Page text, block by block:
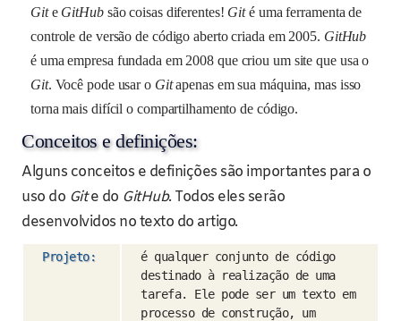
Gite GitHubsão coisas diferentes! Gité uma ferramenta de
controle de versão de código aberto criada em 2005. GitHub
é uma empresa fundada em 2008 que criou um site que usa o
Git. Você pode usar o Gitapenas em sua máquina, mas isso
torna mais difícil o compartilhamento de código.
Conceitos e definições:
Alguns conceitos e definições são importantes para o
uso do Gite do GitHub. Todos eles serão
desenvolvidos no texto do artigo.
Projeto:
é qualquer conjunto de código
destinado à realização de uma
tarefa. Ele pode ser um texto em
processo de construção, um